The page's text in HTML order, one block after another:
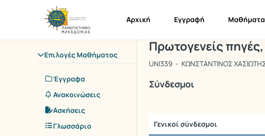
Αρχική Εγγραφή Μαθήματα
Επιλογές Μαθήματος
Έγγραφα
Ανακοινώσεις
Ασκήσεις
Γλωσσάριο
Αρχική Σελίδα Πρωτογενείς
Μάθημα :
Κωδικός : UNI339
Πρωτογενείς πηγές,
UNI339 - ΚΩΝΣΤΑΝΤΙΝΟΣ
Σύνδεσμοι
Γενικοί σύνδεσμοι